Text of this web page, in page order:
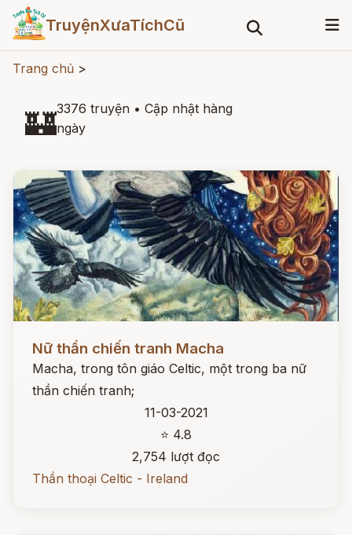
TruyệnXưaTíchCũ
Trang chủ >
🏰3376 truyện • Cập nhật hàng
ngày
Nữ thần chiến tranh Macha
Macha, trong tôn giáo Celtic, một trong ba nữ
thần chiến tranh;
11-03-2021
⭐ 4.8
2,754 lượt đọc
Thần thoại Celtic - Ireland